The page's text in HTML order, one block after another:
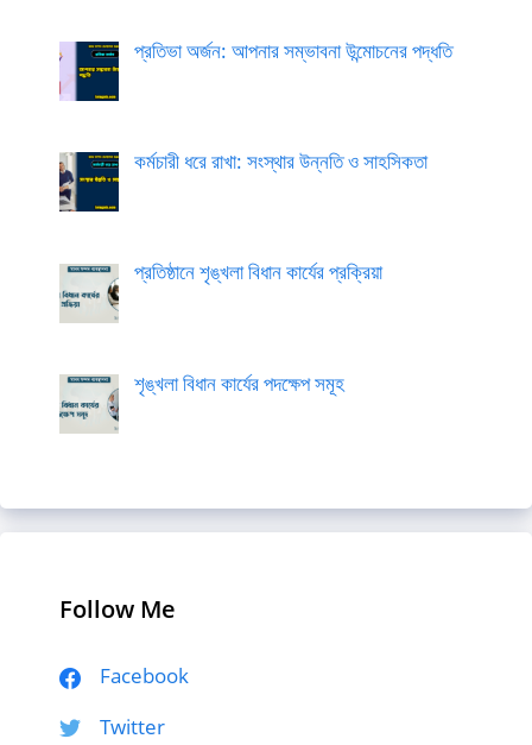
প্রতিভা অর্জন: আপনার সম্ভাবনা উন্মোচনের পদ্ধতি
কর্মচারী ধরে রাখা: সংস্থার উন্নতি ও সাহসিকতা
প্রতিষ্ঠানে শৃঙ্খলা বিধান কার্যের প্রক্রিয়া
শৃঙ্খলা বিধান কার্যের পদক্ষেপ সমূহ
Follow Me
Facebook
Twitter